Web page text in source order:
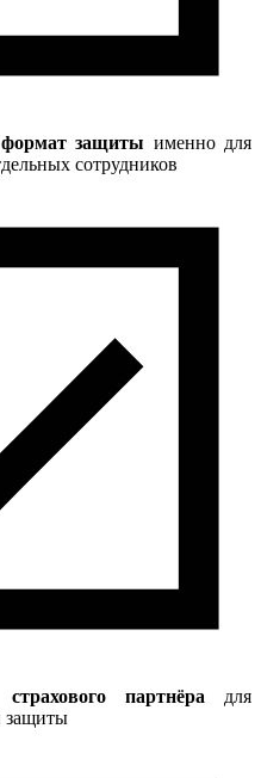
защиты именно для
сотрудников
партнёрадля
защиты